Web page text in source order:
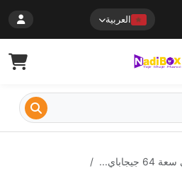
العربية